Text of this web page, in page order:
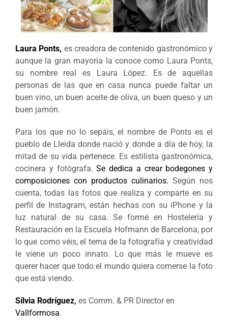
Laura Ponts, es creadora de contenido gastronómico y
aunque la gran mayoría la conoce como Laura Ponts,
su nombre real es Laura López. Es de aquellas
personas de las que en casa nunca puede faltar un
buen vino, un buen aceite de oliva, un buen queso y un
buen jamón.
Para los que no lo sepáis, el nombre de Ponts es el
pueblo de Lleida donde nació y donde a día de hoy, la
mitad de su vida pertenece. Es estilista gastronómica,
cocinera y fotógrafa.Se dedica a crear bodegones y
composiciones con productos culinarios. Según nos
cuenta, todas las fotos que realiza y comparte en su
perfil de Instagram, están hechas con su iPhone y la
luz natural de su casa. Se formé en Hostelería y
Restauración en la Escuela Hofmann de Barcelona, por
lo que como véis, el tema de la fotografía y creatividad
le viene un poco innato. Lo que más le mueve es
querer hacer que todo el mundo quiera comerse la foto
que está viendo.
Sílvia Rodríguez, es Comm. & PR Director en
Vallformosa.